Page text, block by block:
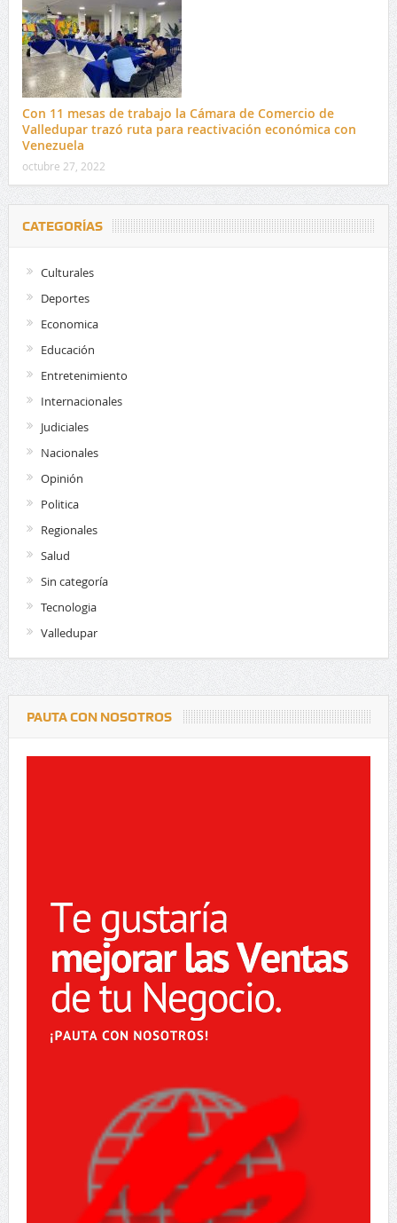
Con 11 mesas de trabajo la Cámara de Comercio de
Valledupar trazó ruta para reactivación económica con
Venezuela
octubre 27, 2022
CATEGORÍAS
Culturales
Deportes
Economica
Educación
Entretenimiento
Internacionales
Judiciales
Nacionales
Opinión
Politica
Regionales
Salud
Sin categoría
Tecnologia
Valledupar
PAUTA CON NOSOTROS